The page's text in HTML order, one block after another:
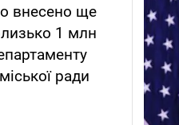
внесено ще
1 млн
ради